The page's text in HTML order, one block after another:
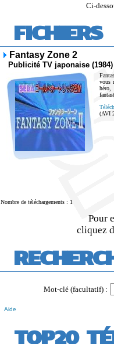
Ci-
FICHIERS
Fantasy Zone 2
Publicité TV japonaise (1984)
vous
(AVI
Nombre de téléchargements : 1
Pour
cliquez
Mot-clé (facultatif) :
Aide
TOP20